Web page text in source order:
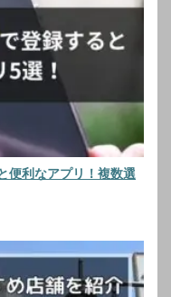
便利なアプリ！複数選